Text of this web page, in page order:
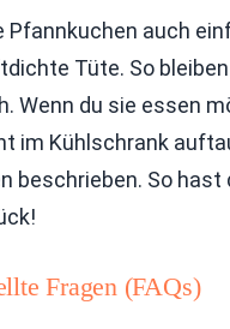
Pfannkuchen auch
Tüte. So
Wenn du sie essen
im Kühlschrank
beschrieben. So hast
Fragen (FAQs)